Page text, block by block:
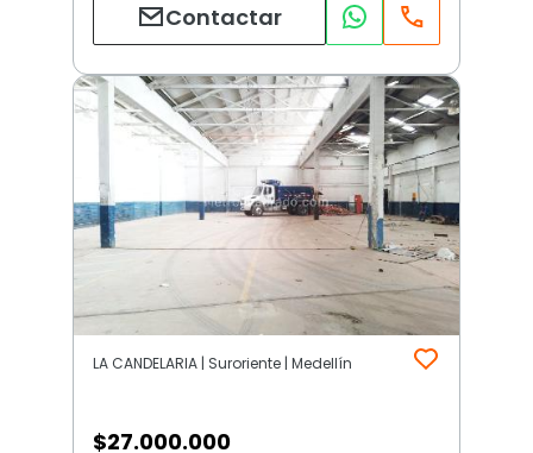
Contactar
LA CANDELARIA | Suroriente | Medellín
$27.000.000